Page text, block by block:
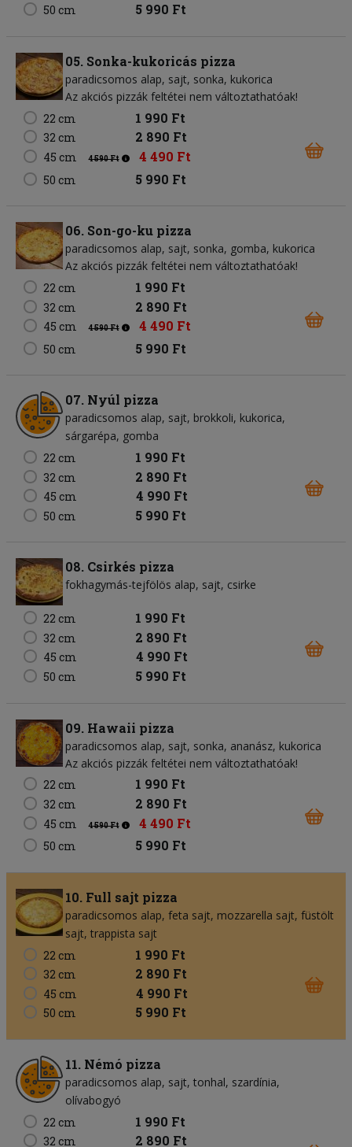
50 cm 5 990 Ft
05. Sonka-kukoricás pizza
paradicsomos alap sajt sonka kukorica
Az akciós pizzák feltétei nem változtathatóak!
22 cm
1 990 Ft
32 cm 2 890 Ft
45 cm 4 590 Ft 4 490 Ft
50 cm 5 990 Ft
06. Son-go-ku pizza
paradicsomos alap sajt sonka gomba kukorica
Az akciós pizzák feltétei nem változtathatóak!
22 cm
1 990 Ft
32 cm 2 890 Ft
45 cm 4 590 Ft 4 490 Ft
50 cm 5 990 Ft
07. Nyúl pizza
paradicsomos alap sajt brokkoli kukorica
sárgarépa gomba
22 cm
1 990 Ft
32 cm 2 890 Ft
45 cm 4 990 Ft
50 cm 5 990 Ft
08. Csirkés pizza
fokhagymás-tejfölös alap sajt csirke
22 cm 1 990 Ft
32 cm 2 890 Ft
45 cm 4 990 Ft
50 cm 5 990 Ft
09. Hawaii pizza
paradicsomos alap sajt sonka ananász kukorica
Az akciós pizzák feltétei nem változtathatóak!
22 cm
1 990 Ft
32 cm 2 890 Ft
45 cm 4 590 Ft 4 490 Ft
50 cm 5 990 Ft
10. Full sajt pizza
paradicsomos alap feta sajt mozzarella sajt füstölt
sajt trappista sajt
22 cm
1 990 Ft
32 cm 2 890 Ft
45 cm 4 990 Ft
50 cm 5 990 Ft
11. Némó pizza
paradicsomos alap sajt tonhal szardínia
olívabogyó
22 cm
1 990 Ft
32 cm 2 890 Ft